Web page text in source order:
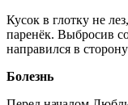
Кусок в глотку не
паренёк. Выбросив
направился в
Болезнь